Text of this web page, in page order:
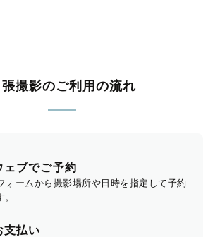
張撮影のご利用の流れ
ェブでご予約
ォームから撮影場所や日時を指定して予約
支払い